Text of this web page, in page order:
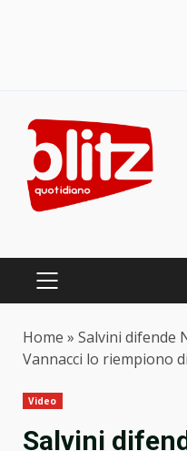
content
PRIMARY
Home » Salvini difende
Vannacci lo riempiono
Video
Salvini